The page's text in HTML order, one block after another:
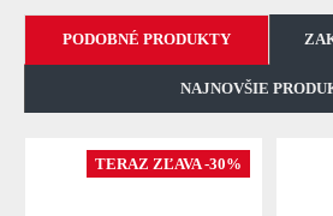
PODOBNÉ PRODUKTY
NAJNOVŠIE
TERAZ ZĽAVA -30%